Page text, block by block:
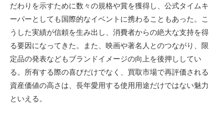
だわりを示すために数々の規格や賞を獲得し、公式タイムキ
ーパーとしても国際的なイベントに携わることもあった。こ
うした実績が信頼を生み出し、消費者からの絶大な支持を得
る要因になってきた。また、映画や著名人とのつながり、限
定品の発表などもブランドイメージの向上を後押ししてい
る。所有する際の喜びだけでなく、買取市場で再評価される
資産価値の高さは、長年愛用する使用用途だけではない魅力
といえる。